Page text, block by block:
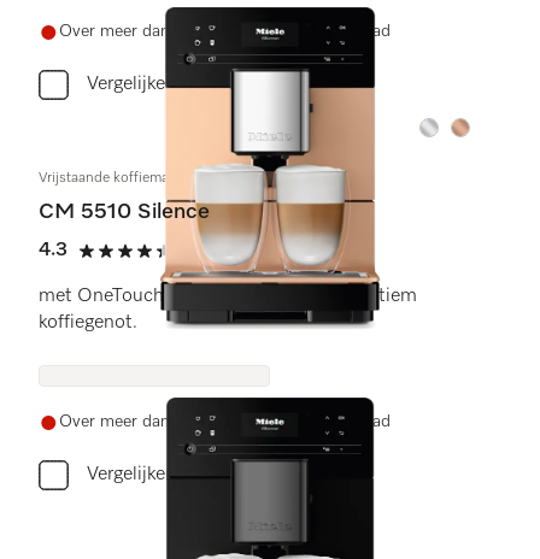
Over meer dan drie weken weer op voorraad
Vergelijken
Kleur:Kleur:
Vrijstaande koffiemachine
CM 5510 Silence
4.3
4.3 sterren op 5
(12 beoordelingen)
met OneTouch for Two-bereiding voor ultiem
koffiegenot.
Over meer dan drie weken weer op voorraad
Vergelijken